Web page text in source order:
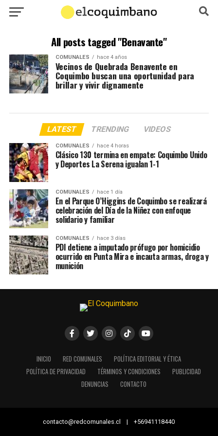
All posts tagged "Benavante"
COMUNALES hace 4 años
Vecinos de Quebrada Benavente en
Coquimbo buscan una oportunidad para
brillar y vivir dignamente
LATEST TRENDING VIDEOS
COMUNALES hace 4 horas
Clásico 130 termina en empate: Coquimbo Unido
y Deportes La Serena igualan 1-1
COMUNALES hace 1 día
En el Parque O’Higgins de Coquimbo se realizará
celebración del Día de la Niñez con enfoque
solidario y familiar
COMUNALES hace 3 días
PDI detiene a imputado prófugo por homicidio
ocurrido en Punta Mira e incauta armas, droga y
munición
INICIO RED COMUNALES
POLÍTICA EDITORIAL Y ÉTICA
POLÍTICA DE PRIVACIDAD
TÉRMINOS Y CONDICIONES
PUBLICIDAD
DENUNCIAS
CONTACTO
contacto@redcomunales.cl | +56941118440